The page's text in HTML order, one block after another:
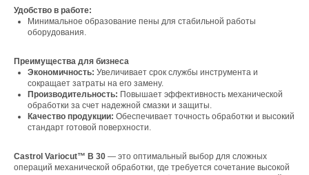
Удобство в работе:
Минимальное образование пены для стабильной работы
оборудования.
Преимущества для бизнеса
Экономичность: Увеличивает срок службы инструмента и
сокращает затраты на его замену.
Производительность: Повышает эффективность механической
обработки за счет надежной смазки и защиты.
Качество продукции: Обеспечивает точность обработки и высокий
стандарт готовой поверхности.
Castrol Variocut™ B 30 — это оптимальный выбор для сложных
операций механической обработки, где требуется сочетание высокой
trade.prime98@list.ru
trade.prime@mail.ru
+7 (927) 911-53-50
Телефон:
г. Москва, вн. тер. г. муниципальный округ
Ломоносовский, ул. Академика Пилюгина, д.